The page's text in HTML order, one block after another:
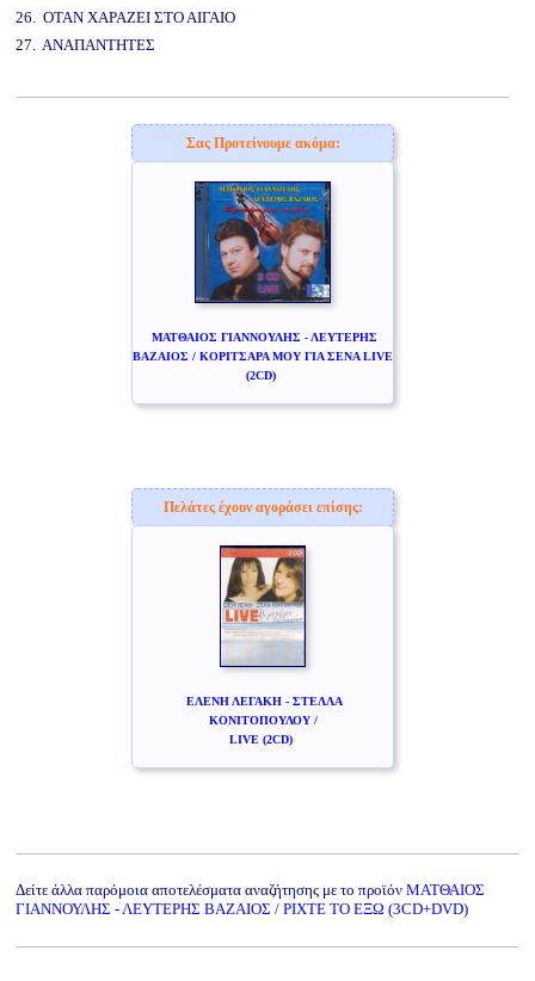
26. ΟΤΑΝ ΧΑΡΑΖΕΙ ΣΤΟ ΑΙΓΑΙΟ
27. ΑΝΑΠΑΝΤΗΤΕΣ
Σας Προτείνουμε ακόμα:
ΜΑΤΘΑΙΟΣ ΓΙΑΝΝΟΥΛΗΣ - ΛΕΥΤΕΡΗΣ
ΒΑΖΑΙΟΣ / ΚΟΡΙΤΣΑΡΑ ΜΟΥ ΓΙΑ ΣΕΝΑ LIVE
(2CD)
Πελάτες έχουν αγοράσει επίσης:
ΕΛΕΝΗ ΛΕΓΑΚΗ - ΣΤΕΛΛΑ
ΚΟΝΙΤΟΠΟΥΛΟΥ /
LIVE (2CD)
Δείτε άλλα παρόμοια αποτελέσματα αναζήτησης με το προϊόν ΜΑΤΘΑΙΟΣ
ΓΙΑΝΝΟΥΛΗΣ - ΛΕΥΤΕΡΗΣ ΒΑΖΑΙΟΣ / ΡΙΧΤΕ ΤΟ ΕΞΩ (3CD+DVD)